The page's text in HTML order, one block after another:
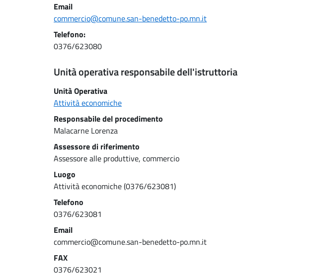
Email
commercio@comune.san-benedetto-po.mn.it
Telefono:
0376/623080
Unità operativa responsabile dell'istruttoria
Unità Operativa
Attività economiche
Responsabile del procedimento
Malacarne Lorenza
Assessore di riferimento
Assessore alle produttive, commercio
Luogo
Attività economiche (0376/623081)
Telefono
0376/623081
Email
commercio@comune.san-benedetto-po.mn.it
FAX
0376/623021